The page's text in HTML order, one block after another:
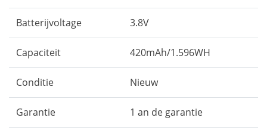
Batterijvoltage 3.8V
Capaciteit 420mAh/1.596WH
Conditie Nieuw
Garantie 1 an de garantie